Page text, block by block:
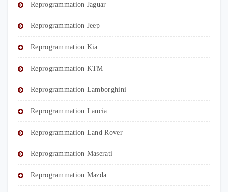
Reprogrammation Jaguar
Reprogrammation Jeep
Reprogrammation Kia
Reprogrammation KTM
Reprogrammation Lamborghini
Reprogrammation Lancia
Reprogrammation Land Rover
Reprogrammation Maserati
Reprogrammation Mazda